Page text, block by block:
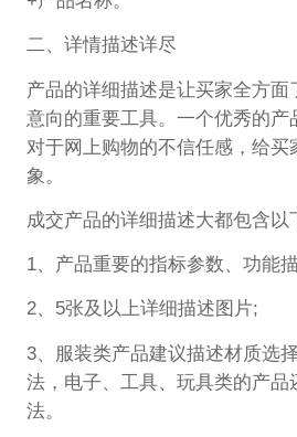
二、详情描述详尽
产品的详细描述是让买家全方面
意向的重要工具。一个优秀的产
对于网上购物的不信任感，给买
象。
成交产品的详细描述大都包含以
1、产品重要的指标参数、功能
2、5张及以上详细描述图片;
3、服装类产品建议描述材质选
法，电子、工具、玩具类的产品
法。